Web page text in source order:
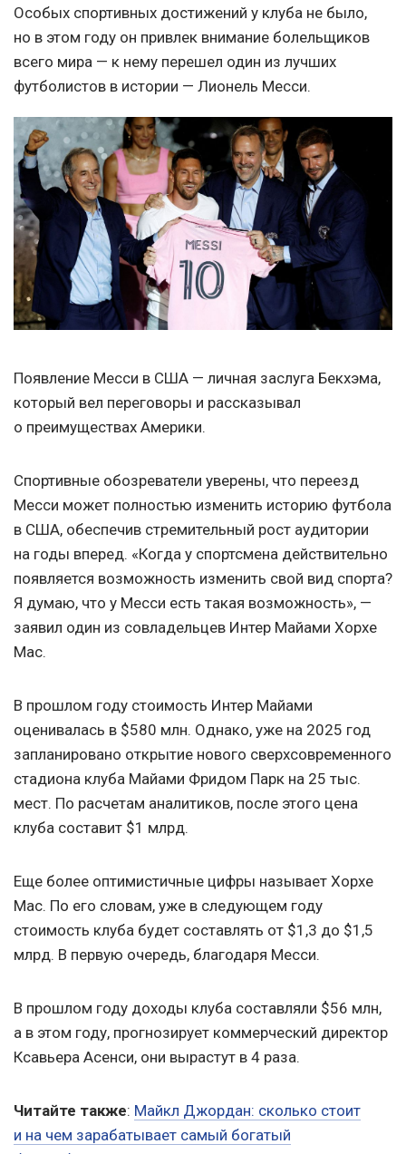
Особых спортивных достижений у клуба не было,
но в этом году он привлек внимание болельщиков
всего мира — к нему перешел один из лучших
футболистов в истории — Лионель Месси.
Появление Месси в США — личная заслуга Бекхэма,
который вел переговоры и рассказывал
о преимуществах Америки.
Спортивные обозреватели уверены, что переезд
Месси может полностью изменить историю футбола
в США, обеспечив стремительный рост аудитории
на годы вперед. «Когда у спортсмена действительно
появляется возможность изменить свой вид спорта?
Я думаю, что у Месси есть такая возможность», —
заявил один из совладельцев Интер Майами Хорхе
Мас.
В прошлом году стоимость Интер Майами
оценивалась в $580 млн. Однако, уже на 2025 год
запланировано открытие нового сверхсовременного
стадиона клуба Майами Фридом Парк на 25 тыс.
мест. По расчетам аналитиков, после этого цена
клуба составит $1 млрд.
Еще более оптимистичные цифры называет Хорхе
Мас. По его словам, уже в следующем году
стоимость клуба будет составлять от $1,3 до $1,5
млрд. В первую очередь, благодаря Месси.
В прошлом году доходы клуба составляли $56 млн,
а в этом году, прогнозирует коммерческий директор
Ксавьера Асенси, они вырастут в 4 раза.
Читайте также: Майкл Джордан: сколько стоит
и на чем зарабатывает самый богатый